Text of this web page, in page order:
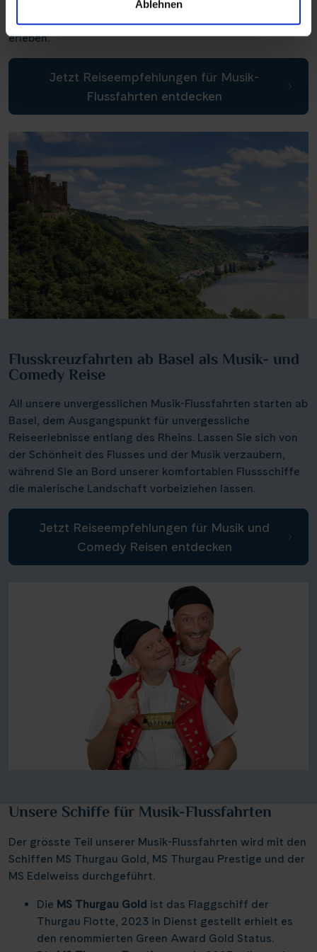
Ablehnen
von Speyer und Mainz, unsere Routen bieten Ihnen die
Möglichkeit, die Vielfalt und Faszination dieser Orte zu
erleben.
Jetzt Reiseempfehlungen für Musik-
Flussfahrten entdecken
Flusskreuzfahrten ab Basel als Musik- und
Comedy Reise
All unsere unvergesslichen Musik-Flussfahrten starten ab
Basel, dem Ausgangspunkt für unvergessliche
Reiseerlebnisse entlang des Rheins. Lassen Sie sich von
der Schönheit des Flusses und der Musik verzaubern,
während Sie an Bord unserer komfortablen Flussschiffe
die malerische Landschaft vorbeiziehen lassen.
Jetzt Reiseempfehlungen für Musik und
Comedy Reisen entdecken
Unsere Schiffe für Musik-Flussfahrten
Der grösste Teil unserer Musik-Flussfahrten wird mit den
Schiffen MS Thurgau Gold, MS Thurgau Prestige und der
MS Edelweiss durchgeführt.
Die MS Thurgau Gold ist das Flaggschiff der
Thurgau Flotte, 2023 in Dienst gestellt erhielt es
den renommierten Green Award Gold Status.